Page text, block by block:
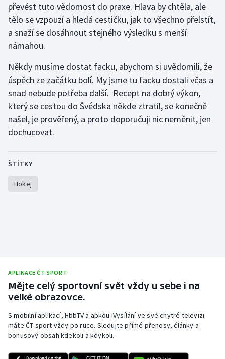
Plavání
Plážový volejbal
Ragby
Rychlobruslení
Rychlostní kanoistika
Short track
Sportovní střelba
Stolní tenis
Volejbal
převést tuto vědomost do praxe. Hlava by chtěla, ale
tělo se vzpouzí a hledá cestičku, jak to všechno přelstít,
a snaží se dosáhnout stejného výsledku s menší
námahou.
Někdy musíme dostat facku, abychom si uvědomili, že
úspěch ze začátku bolí. My jsme tu facku dostali včas a
snad nebude potřeba další. Recept na dobrý výkon,
který se cestou do Švédska někde ztratil, se konečně
našel, je prověřený, a proto doporučuji nic neměnit, jen
dochucovat.
ŠTÍTKY
Hokej
APLIKACE ČT SPORT
Mějte celý sportovní svět vždy u sebe i na
velké obrazovce.
S mobilní aplikací, HbbTV a apkou iVysílání ve své chytré televizi
máte ČT sport vždy po ruce. Sledujte přímé přenosy, články a
bonusový obsah kdekoli a kdykoli.